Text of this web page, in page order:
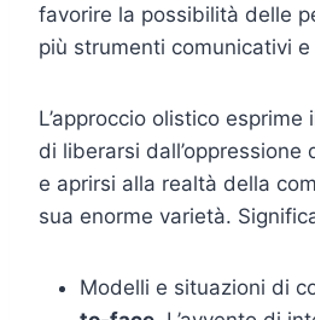
favorire la possibilità delle
più strumenti comunicativi
L’approccio olistico
di liberarsi dall’oppressione
e aprirsi alla realtà della
sua enorme varietà.
Modelli e situazioni di